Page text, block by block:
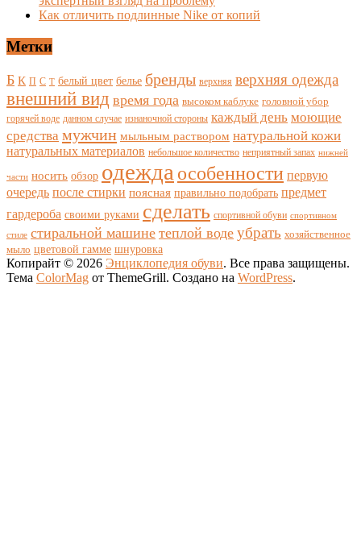
Как отличить подлинные Nike от копий
Метки
Б К П С Т белый цвет белье бренды верхняя верхняя одежда
внешний вид время года высоком каблуке головной убор
горячей воде данном случае изнаночной стороны каждый день моющие
средства мужчин мыльным раствором натуральной кожи
натуральных материалов небольшое количество неприятный запах нижней
части носить обзор одежда особенности первую
очередь после стирки поясная правильно подобрать предмет
гардероба своими руками сделать спортивной обуви спортивном
стиле стиральной машине теплой воде убрать хозяйственное
мыло цветовой гамме шнуровка
Копирайт © 2026 Энциклопедия обуви. Все права защищены.
Тема ColorMag от ThemeGrill. Создано на WordPress.